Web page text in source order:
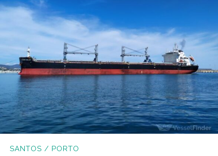
SANTOS / PORTO